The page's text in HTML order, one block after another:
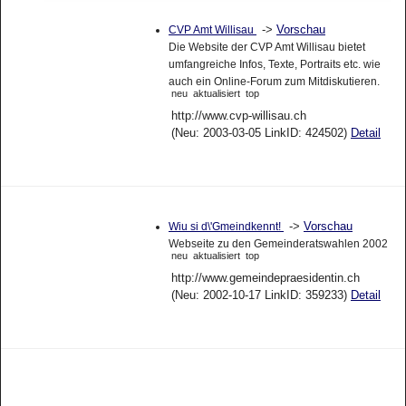
CVP Amt Willisau -> Vorschau
Die Website der CVP Amt Willisau bietet
umfangreiche Infos, Texte, Portraits etc. wie
auch ein Online-Forum zum Mitdiskutieren.
neu aktualisiert top
http://www.cvp-willisau.ch
(Neu: 2003-03-05 LinkID: 424502) Detail
Wiu si d\'Gmeindkennt! -> Vorschau
Webseite zu den Gemeinderatswahlen 2002
neu aktualisiert top
http://www.gemeindepraesidentin.ch
(Neu: 2002-10-17 LinkID: 359233) Detail